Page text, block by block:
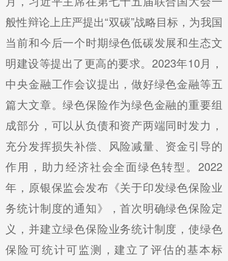
般性辩论上庄严提出“双碳”战略目标，为我国
当前和今后一个时期绿色低碳发展和生态文
明建设等提出了更高的要求。2023年10月，
中央金融工作会议提出，做好绿色金融等五
篇大文章。绿色保险作为绿色金融的重要组
成部分，可以从负债和资产两端同时发力，
充分发挥损失补偿、风险减量、资金引导的
作用，助力经济社会全面绿色转型。2022
年，原银保监会发布《关于印发绿色保险业
务统计制度的通知》，首次明确绿色保险定
义，并建立绿色保险业务统计制度，使绿色
保险可统计可监测，建立了评估的基本标